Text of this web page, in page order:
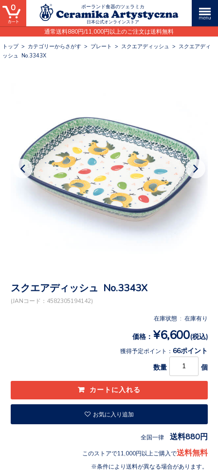
ポーランド食器のツェラミカ
日本公式オンラインストア
通常送料880円/11,000円以上のご注文は送料無料
0
トップ> カテゴリーからさがす > プレート > スクエアディッシュ > スクエアディ
ッシュ No.3343X
スクエアディッシュ No.3343X
(JANコード：4582305194142)
在庫状態 : 在庫有り
価格： ¥6,600(税込)
獲得予定ポイント： 66ポイント
数量 個
お気に入り追加
全国一律 送料880円
このストアで11,000円以上ご購入で送料無料
条件により送料が異なる場合があります。